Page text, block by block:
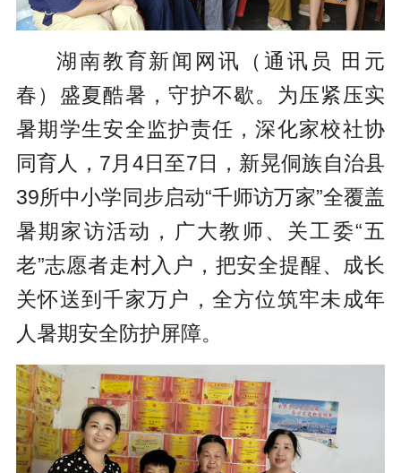
湖南教育新闻网讯（通讯员 田元
春）盛夏酷暑，守护不歇。为压紧压实
暑期学生安全监护责任，深化家校社协
同育人，7月4日至7日，新晃侗族自治县
39所中小学同步启动“千师访万家”全覆盖
暑期家访活动，广大教师、关工委“五
老”志愿者走村入户，把安全提醒、成长
关怀送到千家万户，全方位筑牢未成年
人暑期安全防护屏障。